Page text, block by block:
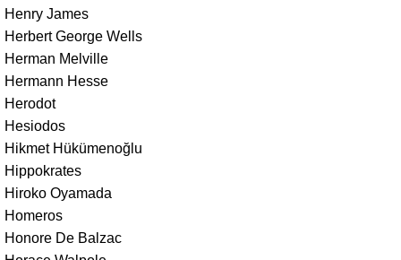
Henry James
Herbert George Wells
Herman Melville
Hermann Hesse
Herodot
Hesiodos
Hikmet Hükümenoğlu
Hippokrates
Hiroko Oyamada
Homeros
Honore De Balzac